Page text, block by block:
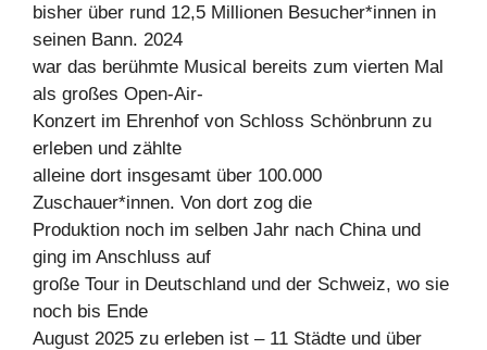
bisher über rund 12,5 Millionen Besucher*innen in
seinen Bann. 2024
war das berühmte Musical bereits zum vierten Mal
als großes Open-Air-
Konzert im Ehrenhof von Schloss Schönbrunn zu
erleben und zählte
alleine dort insgesamt über 100.000
Zuschauer*innen. Von dort zog die
Produktion noch im selben Jahr nach China und
ging im Anschluss auf
große Tour in Deutschland und der Schweiz, wo sie
noch bis Ende
August 2025 zu erleben ist – 11 Städte und über